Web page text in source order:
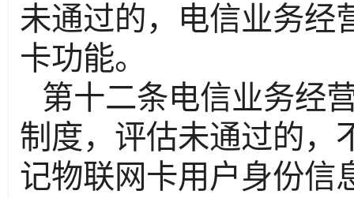
未通过的，电信业务经
卡功能。
第十二条电信业务经
制度，评估未通过的，
记物联网卡用户身份信